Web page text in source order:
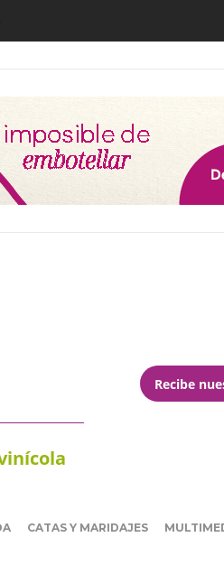
Recibe
CATAS Y MARIDAJES